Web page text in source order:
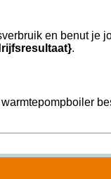
en benut je
.